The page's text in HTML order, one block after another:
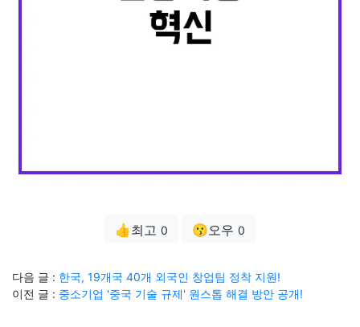
👍최고 0 😗오우 0
다음 글 : 한국, 19개국 40개 외국인 창업팀 정착 지원!
이전 글 : 중소기업 '중국 기술 규제' 원스톱 해결 방안 공개!